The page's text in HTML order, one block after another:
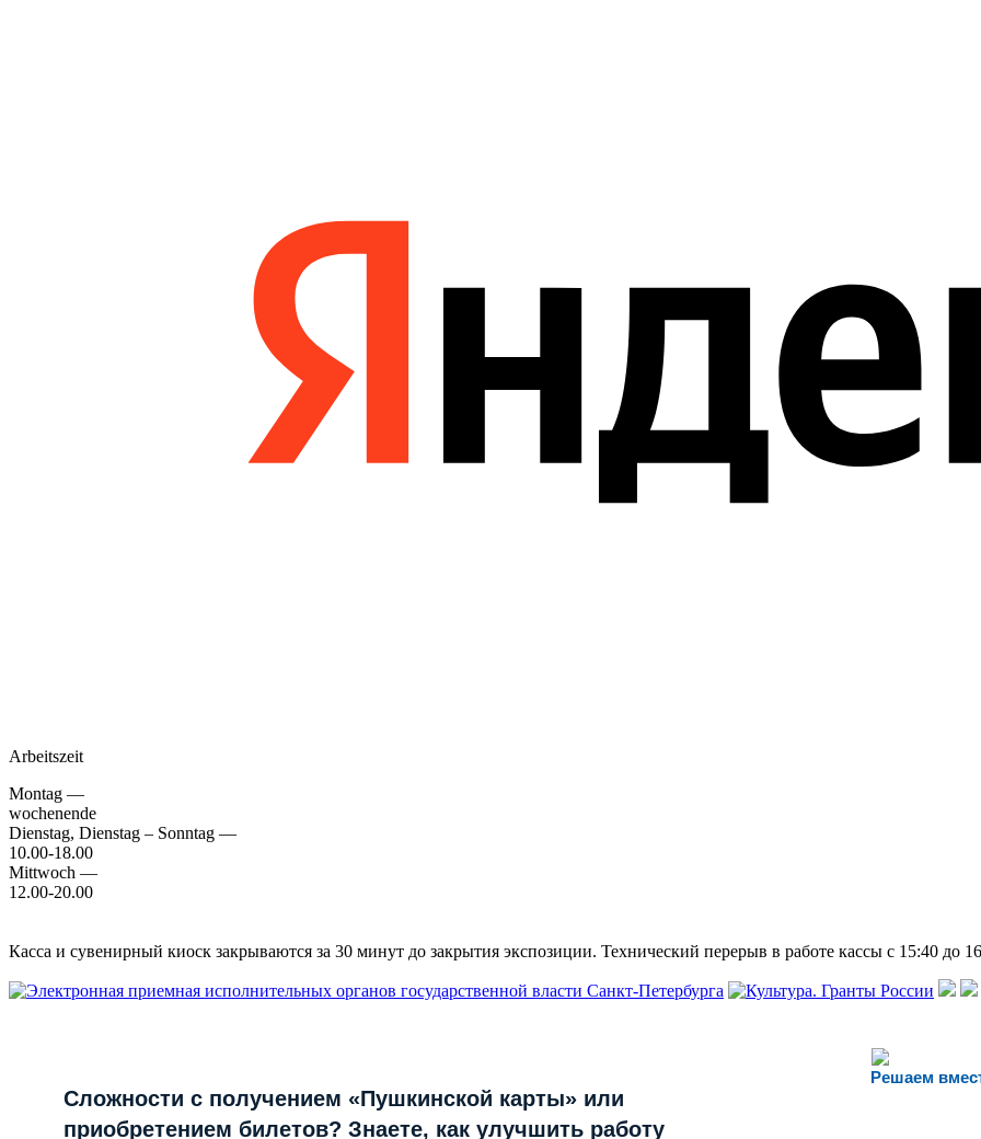
Arbeitszeit
Montag —
wochenende
Dienstag, Dienstag – Sonntag —
10.00-18.00
Mittwoch —
12.00-20.00
Касса и сувенирный киоск закрываются за 30 минут до закрытия экспозиции. Технический перерыв в работе кассы с 15:40 до
Решаем
Сложности с получением «Пушкинской карты» или
приобретением билетов? Знаете, как улучшить работу